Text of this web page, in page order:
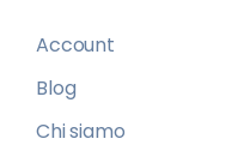
Account
Blog
Chi siamo